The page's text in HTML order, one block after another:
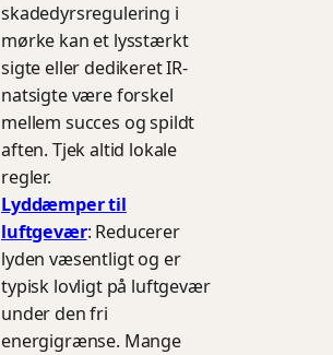
skadedyrsregulering i
mørke kan et lysstærkt
sigte eller dedikeret IR-
natsigte være forskel
mellem succes og spildt
aften. Tjek altid lokale
regler.
Lyddæmper til
luftgevær: Reducerer
lyden væsentligt og er
typisk lovligt på luftgevær
under den fri
energigrænse. Mange